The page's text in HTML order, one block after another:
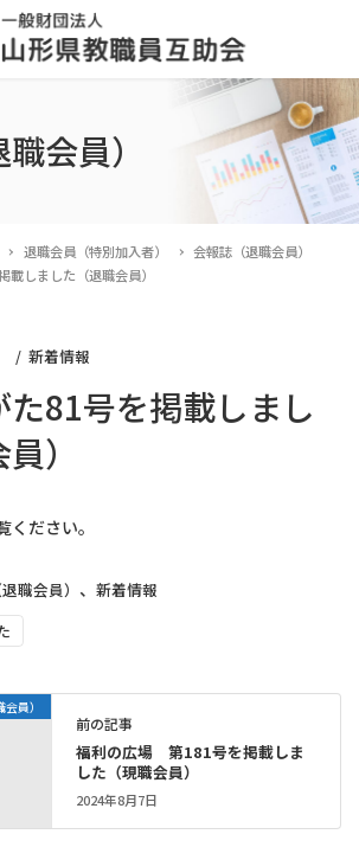
会員）
退職会員（特別加入者）
会報誌（退職会員）
載しました（退職会員）
新着情報
た81号を掲載しまし
）
ください。
職会員） 、 新着情報
員）
前の記事
福利の広場 第181号を掲載しま
した（現職会員）
2024年8月7日